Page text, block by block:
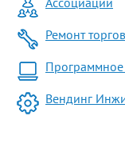
Ремонт
Вендинг